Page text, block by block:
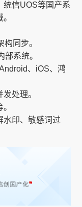
统信UOS等国产系
同步。
系统。
、iOS、鸿
处理。
水印、敏感词过